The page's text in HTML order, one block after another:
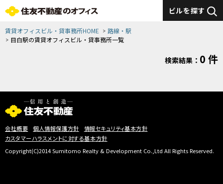
ビルを探す
賃貸オフィスビル・貸事務所HOME
路線・駅
目白駅の賃貸オフィスビル・貸事務所一覧
検索結果： 0 件
会社概要 個人情報保護方針
情報セキュリティ基本方針
カスタマーハラスメントに対する基本方針
Copyright(C)2014 Sumitomo Realty & Development Co.,Ltd All Rights Reserved.